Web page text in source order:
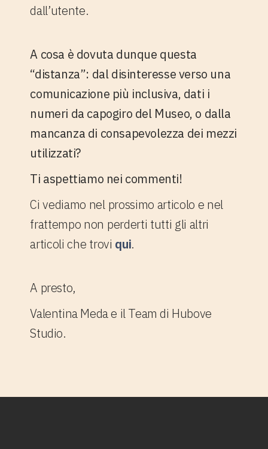
dall’utente.
A cosa è dovuta dunque questa
“distanza”: dal disinteresse verso una
comunicazione più inclusiva, dati i
numeri da capogiro del Museo, o dalla
mancanza di consapevolezza dei mezzi
utilizzati?
Ti aspettiamo nei commenti!
Ci vediamo nel prossimo articolo e nel
frattempo non perderti tutti gli altri
articoli che trovi qui.
A presto,
Valentina Meda e il Team di Hubove
Studio.